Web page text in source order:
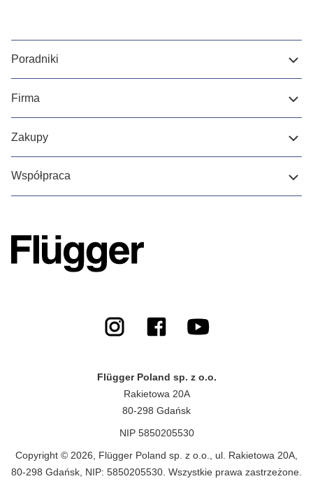
Poradniki
Firma
Zakupy
Współpraca
Flügger Poland sp. z o.o.
Rakietowa 20A
80-298 Gdańsk
NIP 5850205530
Copyright © 2026, Flügger Poland sp. z o.o., ul. Rakietowa 20A,
80-298 Gdańsk, NIP: 5850205530. Wszystkie prawa zastrzeżone.